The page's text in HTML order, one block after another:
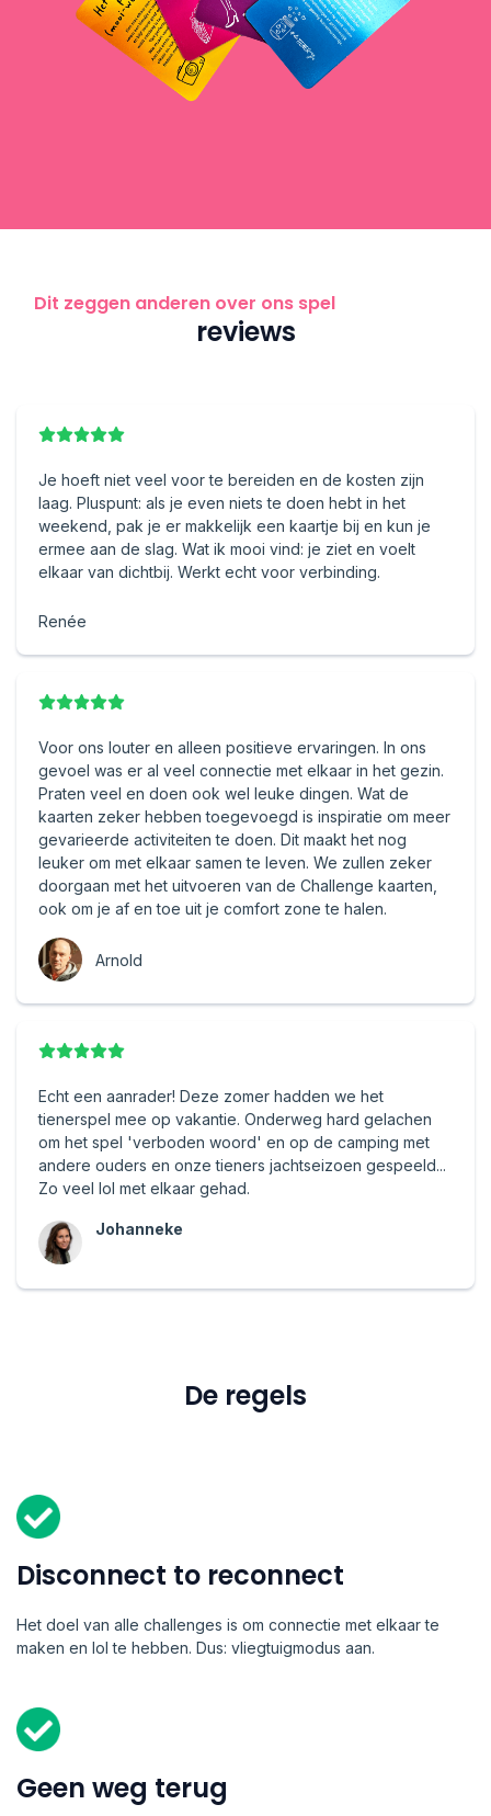
Dit zeggen anderen over ons spel
reviews
Je hoeft niet veel voor te bereiden en de kosten zijn
laag. Pluspunt: als je even niets te doen hebt in het
weekend, pak je er makkelijk een kaartje bij en kun je
ermee aan de slag. Wat ik mooi vind: je ziet en voelt
elkaar van dichtbij. Werkt echt voor verbinding.
Renée
Voor ons louter en alleen positieve ervaringen. In ons
gevoel was er al veel connectie met elkaar in het gezin.
Praten veel en doen ook wel leuke dingen. Wat de
kaarten zeker hebben toegevoegd is inspiratie om meer
gevarieerde activiteiten te doen. Dit maakt het nog
leuker om met elkaar samen te leven. We zullen zeker
doorgaan met het uitvoeren van de Challenge kaarten,
ook om je af en toe uit je comfort zone te halen.
Arnold
Echt een aanrader! Deze zomer hadden we het
tienerspel mee op vakantie. Onderweg hard gelachen
om het spel 'verboden woord' en op de camping met
andere ouders en onze tieners jachtseizoen gespeeld...
Zo veel lol met elkaar gehad.
Johanneke
De regels
Disconnect to reconnect
Het doel van alle challenges is om connectie met elkaar te
maken en lol te hebben. Dus: vliegtuigmodus aan.
Geen weg terug